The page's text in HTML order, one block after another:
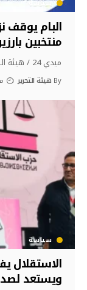
سياسة
البام يوقف
منتخبين
ميدي 24 / هيئة التحرير نجحت قيادة حزب
By هيئة التحرير
سياسة
الاستقلال
ويستعد